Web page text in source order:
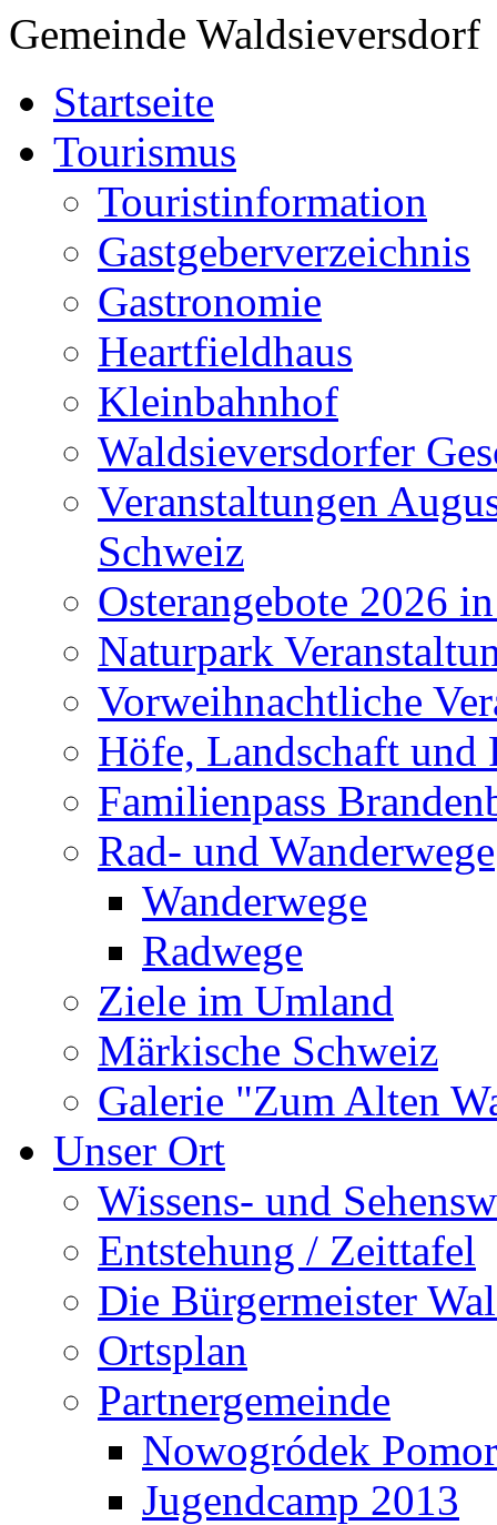
Gemeinde Waldsieversdorf
Startseite
Tourismus
Touristinformation
Gastgeberverzeichnis
Gastronomie
Heartfieldhaus
Kleinbahnhof
Waldsieversdorfer
Veranstaltungen
Schweiz
Osterangebote 2026
Naturpark
Vorweihnachtliche
Höfe, Landschaft und
Familienpass
Rad- und Wanderwege
Wanderwege
Radwege
Ziele im Umland
Märkische Schweiz
Galerie "Zum Alten
Unser Ort
Wissens- und
Entstehung / Zeittafel
Die Bürgermeister
Ortsplan
Partnergemeinde
Nowogródek
Jugendcamp 2013